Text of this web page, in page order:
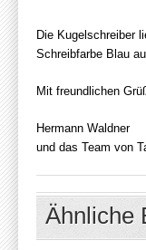
Die Kugelschreiber
Schreibfarbe Blau
Mit freundlichen
Hermann Waldner
und das Team von
Ähnliche